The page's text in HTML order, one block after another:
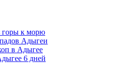
горы к морю
Адыгеи
в Адыгее
6 дней